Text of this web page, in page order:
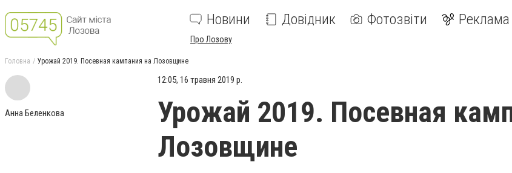
Новини Довідник Фотозвіти Реклама
Про Лозову
Головна Урожай 2019. Посевная кампания на Лозовщине
Анна Беленкова
12:05, 16 травня 2019 р.
Урожай 2019. Посевная
Лозовщине